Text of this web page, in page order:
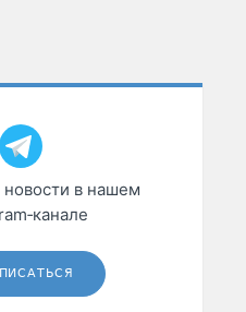
новости в нашем